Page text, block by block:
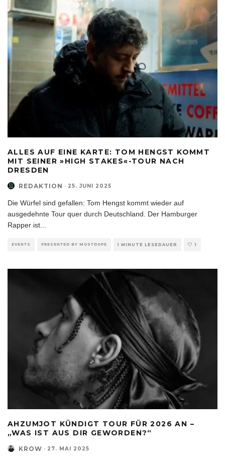
ALLES AUF EINE KARTE: TOM HENGST KOMMT
MIT SEINER »HIGH STAKES«-TOUR NACH
DRESDEN
REDAKTION · 25. JUNI 2025
Die Würfel sind gefallen: Tom Hengst kommt wieder auf
ausgedehnte Tour quer durch Deutschland. Der Hamburger
Rapper ist
EVENTS PRESENTED BY MOSTDOPE 1 MINUTE LESEDAUER 1
AHZUMJOT KÜNDIGT TOUR FÜR 2026 AN –
„WAS IST AUS DIR GEWORDEN?“
KROW · 27. MAI 2025